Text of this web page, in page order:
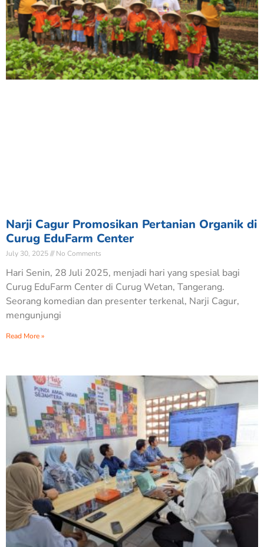
Narji Cagur Promosikan Pertanian Organik di
Curug EduFarm Center
July 30, 2025 No Comments
Hari Senin, 28 Juli 2025, menjadi hari yang spesial bagi
Curug EduFarm Center di Curug Wetan, Tangerang.
Seorang komedian dan presenter terkenal, Narji Cagur,
mengunjungi
Read More »